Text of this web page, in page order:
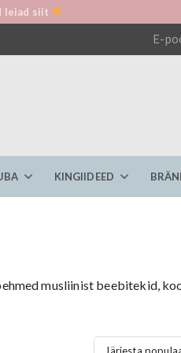
leiad siit
E-
KINGIIDEED
musliinist beebitekid,